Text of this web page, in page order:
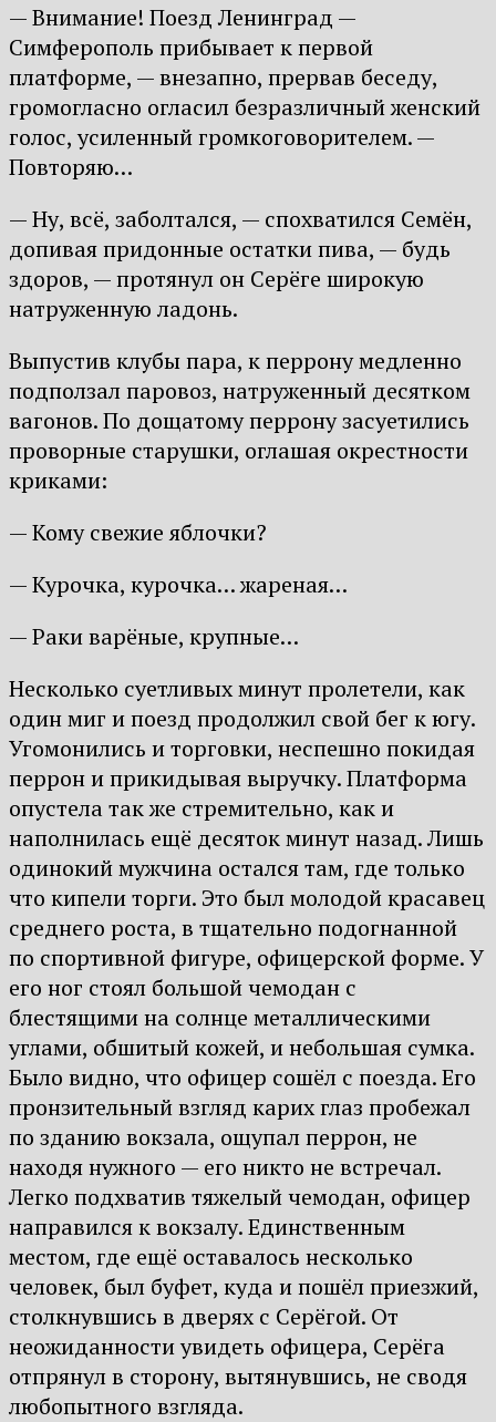
— Внимание! Поезд Ленинград —
Симферополь прибывает к первой
платформе, — внезапно, прервав беседу,
громогласно огласил безразличный женский
голос, усиленный громкоговорителем. —
Повторяю…
— Ну, всё, заболтался, — спохватился Семён,
допивая придонные остатки пива, — будь
здоров, — протянул он Серёге широкую
натруженную ладонь.
Выпустив клубы пара, к перрону медленно
подползал паровоз, натруженный десятком
вагонов. По дощатому перрону засуетились
проворные старушки, оглашая окрестности
криками:
— Кому свежие яблочки?
— Курочка, курочка… жареная…
— Раки варёные, крупные…
Несколько суетливых минут пролетели, как
один миг и поезд продолжил свой бег к югу.
Угомонились и торговки, неспешно покидая
перрон и прикидывая выручку. Платформа
опустела так же стремительно, как и
наполнилась ещё десяток минут назад. Лишь
одинокий мужчина остался там, где только
что кипели торги. Это был молодой красавец
среднего роста, в тщательно подогнанной
по спортивной фигуре, офицерской форме. У
его ног стоял большой чемодан с
блестящими на солнце металлическими
углами, обшитый кожей, и небольшая сумка.
Было видно, что офицер сошёл с поезда. Его
пронзительный взгляд карих глаз пробежал
по зданию вокзала, ощупал перрон, не
находя нужного — его никто не встречал.
Легко подхватив тяжелый чемодан, офицер
направился к вокзалу. Единственным
местом, где ещё оставалось несколько
человек, был буфет, куда и пошёл приезжий,
столкнувшись в дверях с Серёгой. От
неожиданности увидеть офицера, Серёга
отпрянул в сторону, вытянувшись, не сводя
любопытного взгляда.